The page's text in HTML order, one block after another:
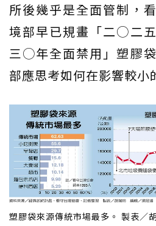
所後幾乎是全面管制，
境部早已規畫「二◯二
三◯年全面禁用」塑膠
部應思考如何在影響較小
塑膠袋來源傳統市場最多。 製表／